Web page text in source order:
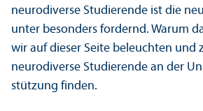
neurodiverse Studierende ist die
unter besonders fordernd. Warum
wir auf dieser Seite beleuchten und
neurodiverse Studierende an der
stützung finden.